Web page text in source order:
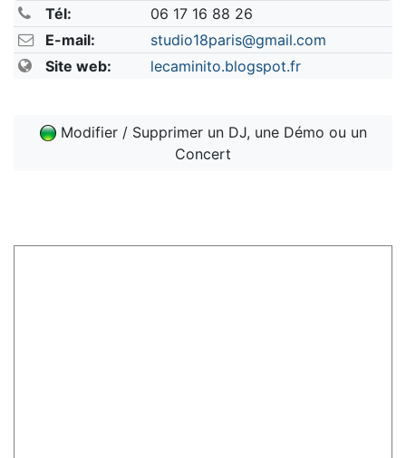
Tél:
06 17 16 88 26
E-mail:
studio18paris@gmail.com
Site web:
lecaminito.blogspot.fr
Modifier / Supprimer un DJ, une Démo ou un
Concert